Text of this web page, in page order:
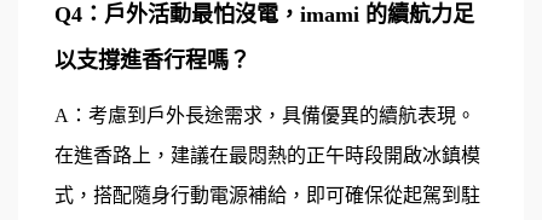
Q4：戶外活動最怕沒電，imami 的續航力足
以支撐進香行程嗎？
A：考慮到戶外長途需求，具備優異的續航表現。
在進香路上，建議在最悶熱的正午時段開啟冰鎮模
式，搭配隨身行動電源補給，即可確保從起駕到駐